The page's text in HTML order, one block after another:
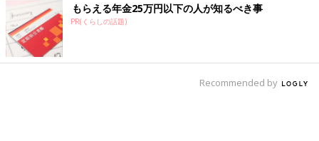
もらえる年金25万円以下の人が知るべき事
PR(くらしの話題)
Recommended by